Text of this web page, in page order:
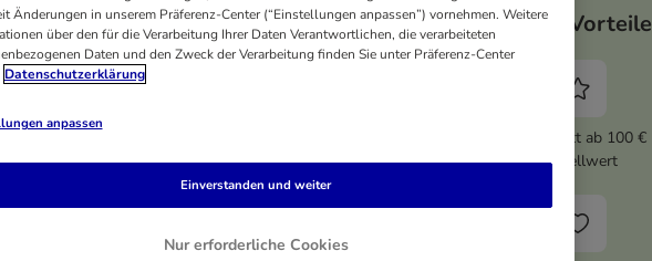
Classic 12
Lachs,
Grüner
Rocco Classic Pork 6 x 800
g
Mix (6 Sorten gemischt)
Deine Vorteile
5% Rabatt ab 100 €
Bestellwert
Änderungen in unserem Präferenz-Center (“Einstellungen anpassen”) vornehmen. Weitere
über den für die Verarbeitung Ihrer Daten Verantwortlichen, die verarbeiteten
Daten und den Zweck der Verarbeitung finden Sie unter Präferenz-Center
Datenschutzerklärung
anpassen
Nur erforderliche Cookies
Einverstanden und weiter